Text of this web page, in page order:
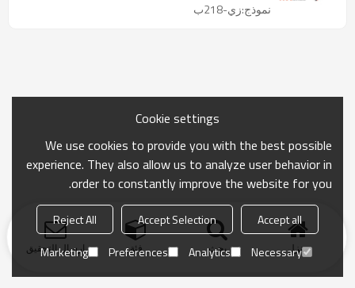
نموذج:زي-218ب
منزل بحث فئة ارسال التحقيق
Cookie settings
We use cookies to provide you with the best possible
experience. They also allow us to analyze user behavior in
order to constantly improve the website for you.
Accept all
Accept Selection
Reject All
Necessary
Analytics
Preferences
Marketing